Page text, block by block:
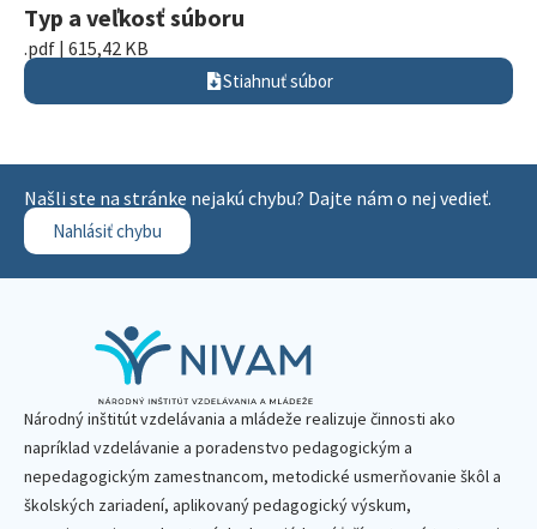
Typ a veľkosť súboru
.pdf | 615,42 KB
Stiahnuť súbor
Našli ste na stránke nejakú chybu? Dajte nám o nej vedieť.
Nahlásiť chybu
Národný inštitút vzdelávania a mládeže realizuje činnosti ako
napríklad vzdelávanie a poradenstvo pedagogickým a
nepedagogickým zamestnancom, metodické usmerňovanie škôl a
školských zariadení, aplikovaný pedagogický výskum,